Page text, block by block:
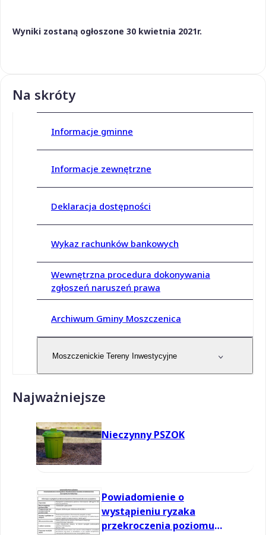
Wyniki zostaną ogłoszone 30 kwietnia 2021r.
Na skróty
Informacje gminne
Informacje zewnętrzne
Deklaracja dostępności
Wykaz rachunków bankowych
Wewnętrzna procedura dokonywania
zgłoszeń naruszeń prawa
Archiwum Gminy Moszczenica
Moszczenickie Tereny Inwestycyjne
Najważniejsze
Nieczynny PSZOK
Powiadomienie o
wystąpieniu ryzaka
przekroczenia poziomu